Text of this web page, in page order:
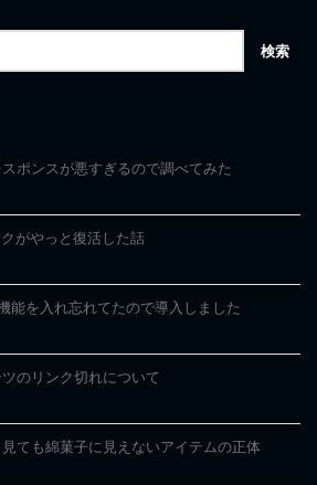
ポンスが悪すぎるので調べてみた
がやっと復活した話
能を入れ忘れてたので導入しました
のリンク切れについて
見ても綿菓子に見えないアイテムの正体